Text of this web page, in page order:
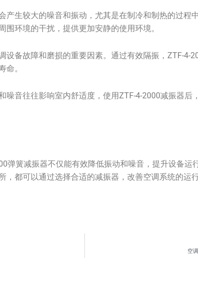
产生较大的噪音和振动，尤其是在制冷和制热的过程
围环境的干扰，提供更加安静的使用环境。
设备故障和磨损的重要因素。通过有效隔振，ZTF-4-
命。
噪音往往影响室内舒适度，使用ZTF-4-2000减振器后
弹簧减振器不仅能有效降低振动和噪音，提升设备运
，都可以通过选择合适的减振器，改善空调系统的运
空